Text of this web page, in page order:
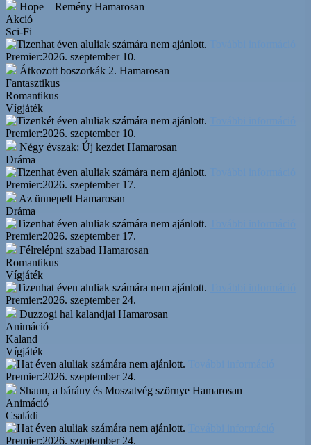
Hope – Remény Hamarosan
Akció
Sci-Fi
Premier:2026. szeptember 10.
Átkozott boszorkák 2. Hamarosan
Fantasztikus
Romantikus
Vígjáték
Premier:2026. szeptember 10.
Négy évszak: Új kezdet Hamarosan
Dráma
Premier:2026. szeptember 17.
Az ünnepelt Hamarosan
Dráma
Premier:2026. szeptember 17.
Félrelépni szabad Hamarosan
Romantikus
Vígjáték
Premier:2026. szeptember 24.
Duzzogi hal kalandjai Hamarosan
Animáció
Kaland
Vígjáték
Premier:2026. szeptember 24.
Shaun, a bárány és Moszatvég szörnye Hamarosan
Animáció
Családi
Premier:2026. szeptember 24.